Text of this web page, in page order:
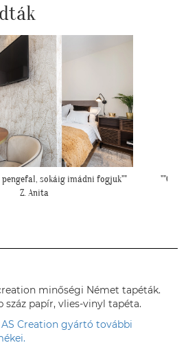
képet a dzsungeles sarokról!""
K. Laura
""Kicsit
minőségi Német tapéták.
száz papír, vlies-vinyl tapéta.
AS Creation gyártó további